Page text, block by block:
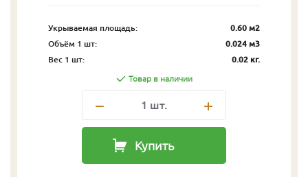
Укрываемая площадь:
0.60 м2
Объём 1 шт:
0.024 м3
Вес 1 шт:
0.02 кг.
Товар в наличии
1 шт.
Купить